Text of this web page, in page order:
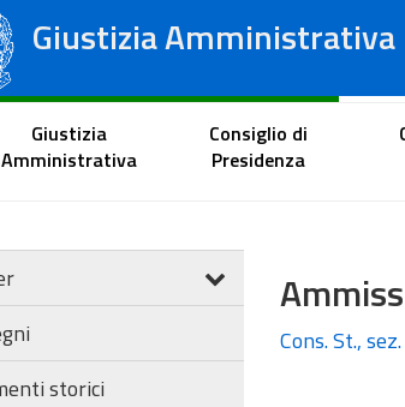
Giustizia Amministrativa
Tribunali Amministrativi Regionali
Portale del cittadino
Giustizia
Amministrativa
Consiglio di
Presidenza
storici
Cons. St.,